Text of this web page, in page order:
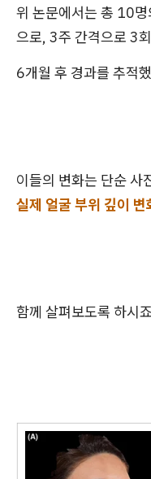
위 논문에서는 총 10
으로, 3주 간격으로 3
6개월 후 경과를 추적
이들의 변화는 단순 사
실제 얼굴 부위 깊이 변
함께 살펴보도록 하시